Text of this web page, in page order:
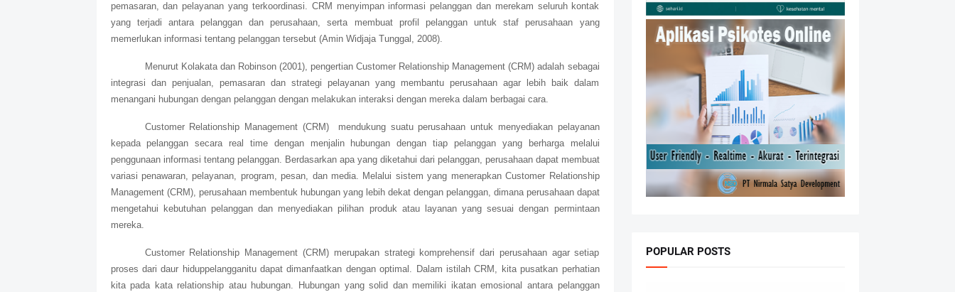
pemasaran, dan pelayanan yang terkoordinasi. CRM menyimpan informasi pelanggan dan merekam seluruh kontak
yang terjadi antara pelanggan dan perusahaan, serta membuat profil pelanggan untuk staf perusahaan yang
memerlukan informasi tentang pelanggan tersebut (Amin Widjaja Tunggal, 2008).
Menurut Kolakata dan Robinson (2001), pengertian Customer Relationship Management (CRM) adalah sebagai
integrasi dan penjualan, pemasaran dan strategi pelayanan yang membantu perusahaan agar lebih baik dalam
menangani hubungan dengan pelanggan dengan melakukan interaksi dengan mereka dalam berbagai cara.
Customer Relationship Management (CRM) mendukung suatu perusahaan untuk menyediakan pelayanan
kepada pelanggan secara real time dengan menjalin hubungan dengan tiap pelanggan yang berharga melalui
penggunaan informasi tentang pelanggan. Berdasarkan apa yang diketahui dari pelanggan, perusahaan dapat membuat
variasi penawaran, pelayanan, program, pesan, dan media. Melalui sistem yang menerapkan Customer Relationship
Management (CRM), perusahaan membentuk hubungan yang lebih dekat dengan pelanggan, dimana perusahaan dapat
mengetahui kebutuhan pelanggan dan menyediakan pilihan produk atau layanan yang sesuai dengan permintaan
mereka.
Customer Relationship Management (CRM) merupakan strategi komprehensif dari perusahaan agar setiap
proses dari daur hiduppelangganitu dapat dimanfaatkan dengan optimal. Dalam istilah CRM, kita pusatkan perhatian
kita pada kata relationship atau hubungan. Hubungan yang solid dan memiliki ikatan emosional antara pelanggan
POPULAR POSTS